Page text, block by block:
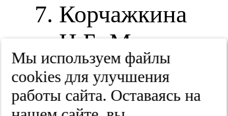
Корчажкина
Н.Б. Маркосян
Т.Г.,
Никитин
Мы используем файлы
cооkies для улучшения
работы сайта. Оставаясь на